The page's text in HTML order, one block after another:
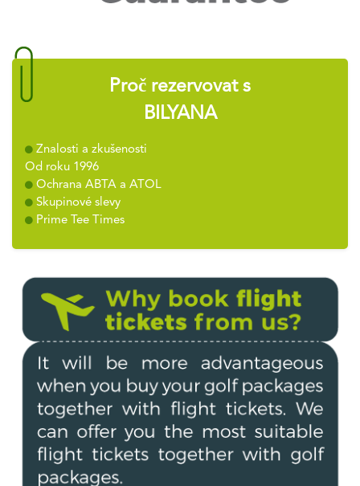
Proč rezervovat s
BILYANA
Znalosti a zkušenosti
Od roku 1996
Ochrana ABTA a ATOL
Skupinové slevy
Prime Tee Times